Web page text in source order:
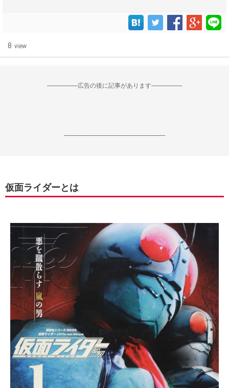
8 view
--------------------広告の後に記事があります--------------------
------------------------------------------------------------------
仮面ライダーとは